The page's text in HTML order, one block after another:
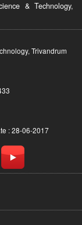
& Technology,
Trivandrum
: 28-06-2017